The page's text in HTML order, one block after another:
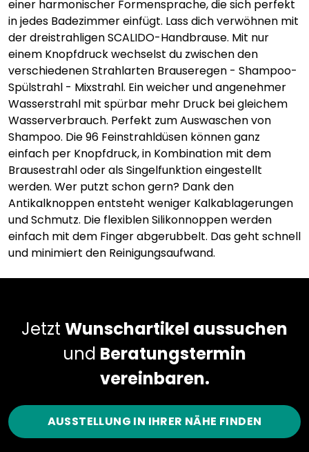
einer harmonischer Formensprache, die sich perfekt
in jedes Badezimmer einfügt. Lass dich verwöhnen mit
der dreistrahligen SCALIDO-Handbrause. Mit nur
einem Knopfdruck wechselst du zwischen den
verschiedenen Strahlarten Brauseregen - Shampoo-
Spülstrahl - Mixstrahl. Ein weicher und angenehmer
Wasserstrahl mit spürbar mehr Druck bei gleichem
Wasserverbrauch. Perfekt zum Auswaschen von
Shampoo. Die 96 Feinstrahldüsen können ganz
einfach per Knopfdruck, in Kombination mit dem
Brausestrahl oder als Singelfunktion eingestellt
werden. Wer putzt schon gern? Dank den
Antikalknoppen entsteht weniger Kalkablagerungen
und Schmutz. Die flexiblen Silikonnoppen werden
einfach mit dem Finger abgerubbelt. Das geht schnell
und minimiert den Reinigungsaufwand.
Jetzt Wunschartikel aussuchen
und Beratungstermin
vereinbaren.
AUSSTELLUNG IN IHRER NÄHE FINDEN